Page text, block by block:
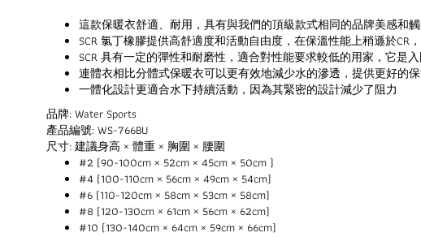
這款保暖衣舒適、耐用，具有與我們的頂級款式相同的品牌美感和
SCR 氯丁橡膠提供高舒適度和活動自由度，在保溫性能上稍遜於
SCR 具有一定的彈性和耐磨性，適合對性能要求較低的用家，它是
連體衣相比分體式保暖衣可以更有效地減少水的滲透，提供更好的
一體化設計更適合水下持續活動，因為其緊密的設計減少了阻力
品牌: Water Sports
產品編號: WS-766BU
尺寸: 建議身高 × 體重 × 胸圍 × 腰圍
#2 (90-100cm × 52cm × 45cm × 50cm )
#4 (100-110cm × 56cm × 49cm × 54cm)
#6 (110-120cm × 58cm × 53cm × 58cm)
#8 (120-130cm × 61cm × 56cm × 62cm)
#10 (130-140cm × 64cm × 59cm × 66cm)